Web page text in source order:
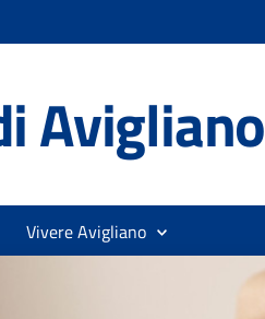
Avigliano
Vivere Avigliano